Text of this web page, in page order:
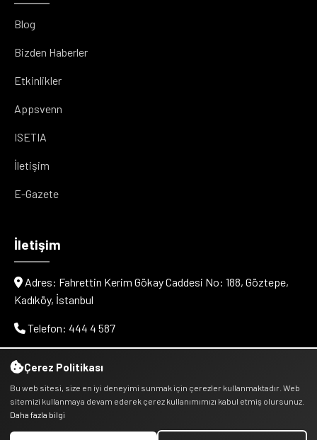
Blog
Bizden Haberler
Etkinlikler
Appsvenn
ISETIA
İletişim
E-Gazete
İletişim
Adres: Fahrettin Kerim Gökay Caddesi No: 188, Göztepe,
Kadıköy, İstanbul
Telefon: 444 4 587
© 2025 Cityvenn Kentsel Dönüşüm Hizmetleri - Kentder.tr -
Çerez Politikası
Bu web sitesi, size en iyi deneyimi sunmak için çerezler kullanmaktadır. Web
sitemizi kullanmaya devam ederek çerez kullanımımızı kabul etmiş olursunuz.
Daha fazla bilgi